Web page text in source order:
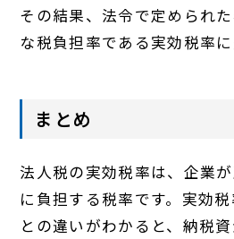
その結果、法令で定められ
な税負担率である実効税率に
まとめ
法人税の実効税率は、企業
に負担する税率です。実効
との違いがわかると、納税